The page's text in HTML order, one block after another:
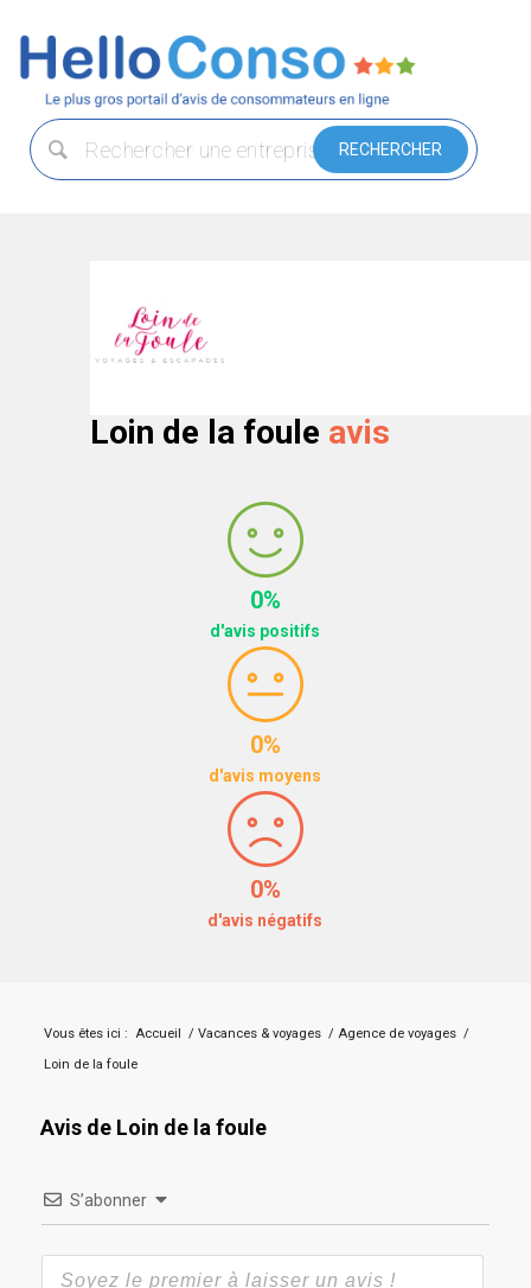
Loin de la foule avis
0%
d'avis positifs
0%
d'avis moyens
0%
d'avis négatifs
Vous êtes ici : Accueil / Vacances & voyages / Agence de voyages /
Loin de la foule
Avis de Loin de la foule
S’abonner